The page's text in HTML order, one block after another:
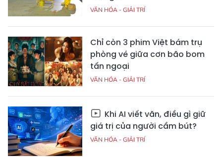
VĂN HÓA - GIẢI TRÍ
Chỉ còn 3 phim Việt bám trụ
phòng vé giữa cơn bão bom
tấn ngoại
VĂN HÓA - GIẢI TRÍ
Khi AI viết văn, điều gì giữ
giá trị của người cầm bút?
VĂN HÓA - GIẢI TRÍ